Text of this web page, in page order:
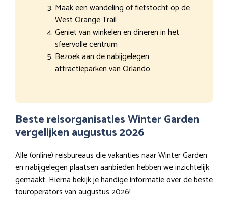
Maak een wandeling of fietstocht op de
West Orange Trail
Geniet van winkelen en dineren in het
sfeervolle centrum
Bezoek aan de nabijgelegen
attractieparken van Orlando
Beste reisorganisaties Winter Garden
vergelijken augustus 2026
Alle (online) reisbureaus die vakanties naar Winter Garden
en nabijgelegen plaatsen aanbieden hebben we inzichtelijk
gemaakt. Hierna bekijk je handige informatie over de beste
touroperators van augustus 2026!